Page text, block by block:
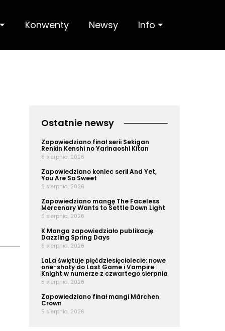
Konwenty Newsy Info ⏷
Ostatnie newsy
Zapowiedziano finał serii Sekigan
Renkin Kenshi no Yarinaoshi Kitan
6 sierpnia, 2026
Zapowiedziano koniec serii And Yet,
You Are So Sweet
6 sierpnia, 2026
Zapowiedziano mangę The Faceless
Mercenary Wants to Settle Down Light
6 sierpnia, 2026
K Manga zapowiedziało publikację
Dazzling Spring Days
6 sierpnia, 2026
LaLa świętuje pięćdziesięciolecie: nowe
one-shoty do Last Game i Vampire
Knight w numerze z czwartego sierpnia
5 sierpnia, 2026
Zapowiedziano finał mangi Märchen
Crown
5 sierpnia, 2026